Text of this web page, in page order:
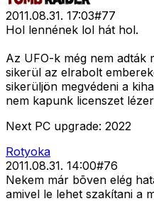
2011.08.31. 17:03#77
Hol lennének lol hát hol.
Az UFO-k még nem adták
sikerül az elrabolt
sikerüljön megvédeni a
nem kapunk licenszet
Next PC upgrade: 2022
Rotyoka
2011.08.31. 14:00#76
Nekem már bõven elég
amivel le lehet szakítani a